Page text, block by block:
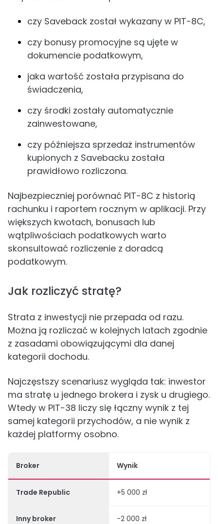
czy Saveback został wykazany w PIT-8C,
czy bonusy promocyjne są ujęte w
dokumencie podatkowym,
jaka wartość została przypisana do
świadczenia,
czy środki zostały automatycznie
zainwestowane,
czy późniejsza sprzedaż instrumentów
kupionych z Savebacku została
prawidłowo rozliczona.
Najbezpieczniej porównać PIT-8C z historią
rachunku i raportem rocznym w aplikacji. Przy
większych kwotach, bonusach lub
wątpliwościach podatkowych warto
skonsultować rozliczenie z doradcą
podatkowym.
Jak rozliczyć stratę?
Strata z inwestycji nie przepada od razu.
Można ją rozliczać w kolejnych latach zgodnie
z zasadami obowiązującymi dla danej
kategorii dochodu.
Najczęstszy scenariusz wygląda tak: inwestor
ma stratę u jednego brokera i zysk u drugiego.
Wtedy w PIT-38 liczy się łączny wynik z tej
samej kategorii przychodów, a nie wynik z
każdej platformy osobno.
Broker Wynik
Trade Republic +5 000 zł
Inny broker -2 000 zł